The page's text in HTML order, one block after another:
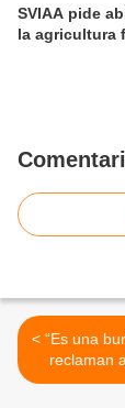
SVIAA pide
la agricultura
< “Es una burla”: Familiares
reclaman
revisar Ley